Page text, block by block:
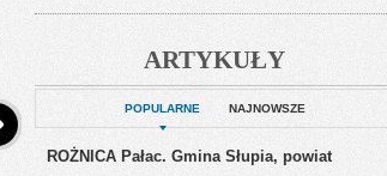
ARTYKUŁY
POPULARNE NAJNOWSZE
ROŻNICA Pałac. Gmina Słupia, powiat